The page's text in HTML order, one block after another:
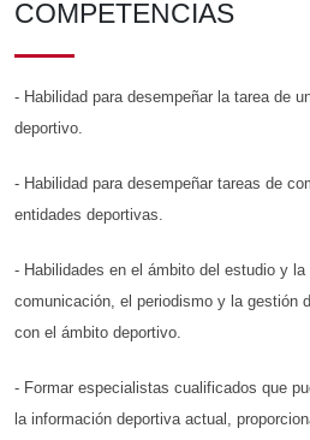
COMPETENCIAS
- Habilidad para desempeñar la tarea de
deportivo.
- Habilidad para desempeñar tareas de
entidades deportivas.
- Habilidades en el ámbito del estudio y
comunicación, el periodismo y la gestión
con el ámbito deportivo.
- Formar especialistas cualificados que
la información deportiva actual,